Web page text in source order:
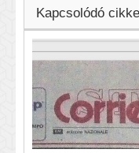
Kapcsolódó